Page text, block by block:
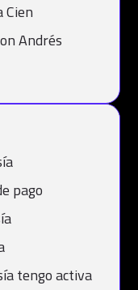
Cien
Andrés
pago
tengo activa